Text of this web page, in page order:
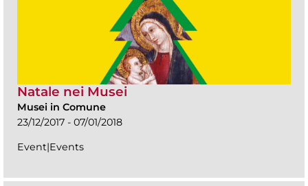
Natale nei Musei
Musei in Comune
23/12/2017 - 07/01/2018
Event|Events